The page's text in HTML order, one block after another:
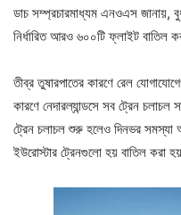
ডাচ সম্প্রচারমাধ্যম এনওএস জানায়,
নির্ধারিত আরও ৬০০টি ফ্লাইট বাতিল
তীব্র তুষারপাতের কারণে রেল
কারণে নেদারল্যান্ডসে সব ট্রেন
ট্রেন চলাচল শুরু হলেও দিনভর সমস্যা
ইউরোস্টার ট্রেনগুলো হয় বাতিল করা